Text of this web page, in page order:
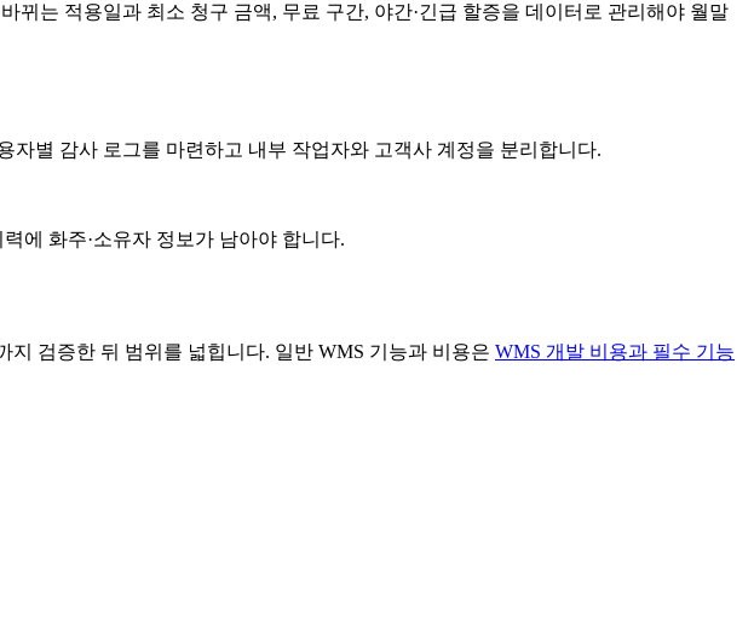
뀌는 적용일과 최소 청구 금액, 무료 구간, 야간·긴급 할증을 데이터로 관리해야 월말
자별 감사 로그를 마련하고 내부 작업자와 고객사 계정을 분리합니다.
에 화주·소유자 정보가 남아야 합니다.
검증한 뒤 범위를 넓힙니다. 일반 WMS 기능과 비용은 WMS 개발 비용과 필수 기능